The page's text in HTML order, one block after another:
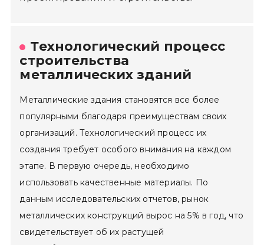
Технологический процесс
строительства
металлических зданий
Металлические здания становятся все более
популярными благодаря преимуществам своих
организаций. Технологический процесс их
создания требует особого внимания на каждом
этапе. В первую очередь, необходимо
использовать качественные материалы. По
данным исследовательских отчетов, рынок
металлических конструкций вырос на 5% в год, что
свидетельствует об их растущей